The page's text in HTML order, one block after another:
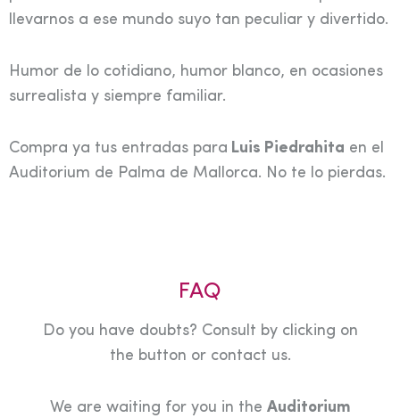
llevarnos a ese mundo suyo tan peculiar y divertido.
Humor de lo cotidiano, humor blanco, en ocasiones
surrealista y siempre familiar.
Compra ya tus entradas para Luis Piedrahita en el
Auditorium de Palma de Mallorca. No te lo pierdas.
FAQ
Do you have doubts? Consult by clicking on
the button or contact us.
We are waiting for you in the Auditorium